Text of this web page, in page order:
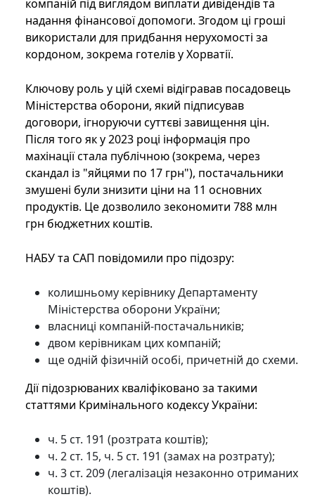
компаній під виглядом виплати дивідендів та
надання фінансової допомоги. Згодом ці гроші
використали для придбання нерухомості за
кордоном, зокрема готелів у Хорватії.
Ключову роль у цій схемі відігравав посадовець
Міністерства оборони, який підписував
договори, ігноруючи суттєві завищення цін.
Після того як у 2023 році інформація про
махінації стала публічною (зокрема, через
скандал із "яйцями по 17 грн"), постачальники
змушені були знизити ціни на 11 основних
продуктів. Це дозволило зекономити 788 млн
грн бюджетних коштів.
НАБУ та САП повідомили про підозру:
колишньому керівнику Департаменту
Міністерства оборони України;
власниці компаній-постачальників;
двом керівникам цих компаній;
ще одній фізичній особі, причетній до схеми.
Дії підозрюваних кваліфіковано за такими
статтями Кримінального кодексу України:
ч. 5 ст. 191 (розтрата коштів);
ч. 2 ст. 15, ч. 5 ст. 191 (замах на розтрату);
ч. 3 ст. 209 (легалізація незаконно отриманих
коштів).